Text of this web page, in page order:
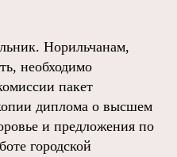
Норильчанам,
необходимо
пакет
диплома о высшем
и предложения по
городской